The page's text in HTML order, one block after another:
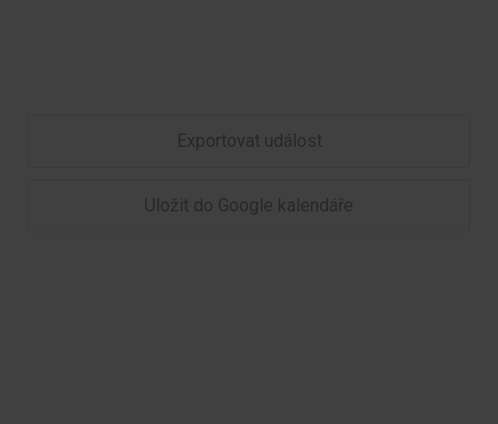
Exportovat událost
Uložit do Google kalendáře